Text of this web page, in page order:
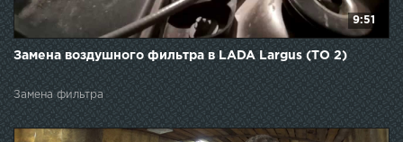
9:51
Замена воздушного фильтра в LADA Largus (ТО 2)
Замена фильтра